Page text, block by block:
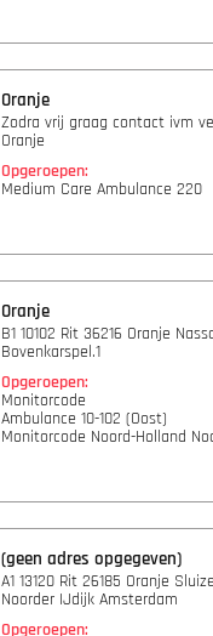
Oranje
Zodra vrij graag contact ivm
Oranje
Opgeroepen:
Medium Care Ambulance 220
Oranje
B1 10102 Rit 36216 Oranje
Bovenkarspel.1
Opgeroepen:
Monitorcode
Ambulance 10-102 (Oost)
Monitorcode Noord-Holland
(geen adres opgegeven)
A1 13120 Rit 26185 Oranje
Noorder IJdijk Amsterdam
Opgeroepen: